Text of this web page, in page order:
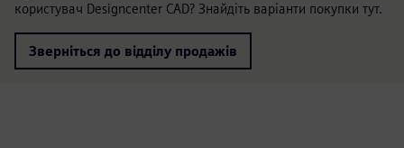
користувач Designcenter CAD? Знайдіть варіанти покупки тут.
Зверніться до відділу продажів